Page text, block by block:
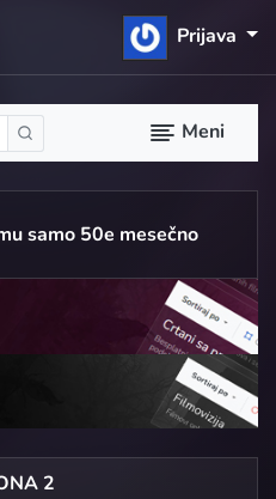
Prijava
Meni
samo 50e mesečno
2